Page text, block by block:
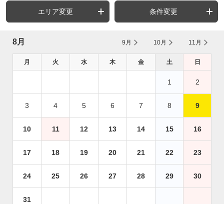
エリア変更 条件変更
8月 9月 10月 11月
月 火 水 木 金 土 日
1 2
3 4 5 6 7 8 9
10 11 12 13 14 15 16
17 18 19 20 21 22 23
24 25 26 27 28 29 30
31